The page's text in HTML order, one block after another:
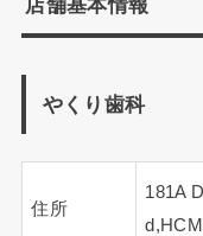
やくり歯科
住所
181A